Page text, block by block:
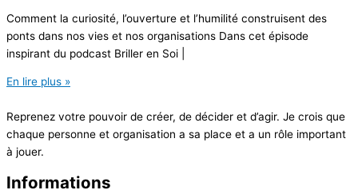
Comment la curiosité, l’ouverture et l’humilité construisent des
ponts dans nos vies et nos organisations Dans cet épisode
inspirant du podcast Briller en Soi |
En lire plus »
Reprenez votre pouvoir de créer, de décider et d’agir. Je crois que
chaque personne et organisation a sa place et a un rôle important
à jouer.
Informations